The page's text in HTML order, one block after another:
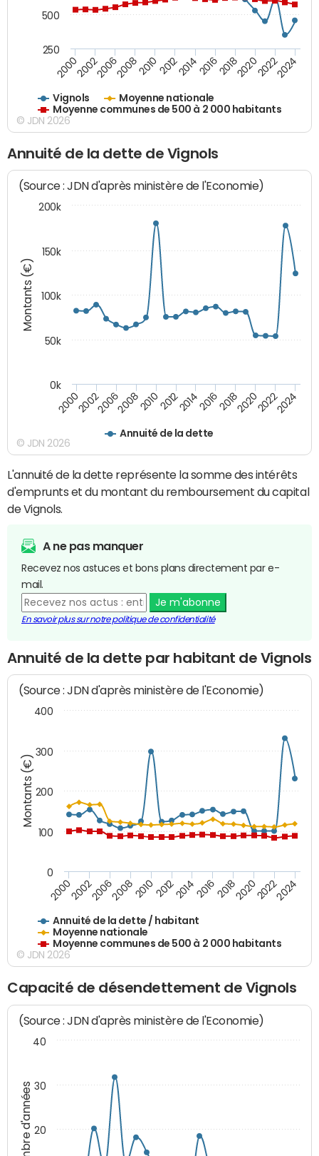
Vignols
Moyenne nationale
Moyenne communes de 500 à 2 000 habitants
200020022006200820102012201420162018202020222024
250
500
© JDN 2026
Annuité de la dette de Vignols
Montants (€)
(Source : JDN d'après ministère de l'Economie)
Annuité de la dette
200020022006200820102012201420162018202020222024
50k
100k
150k
200k
0k
© JDN 2026
L'annuité de la dette représente la somme des intérêts
d'emprunts et du montant du remboursement du capital
de Vignols.
A ne pas manquer
Recevez nos astuces et bons plans directement par e-
mail.
Je m'abonne
En savoir plus sur notre politique de confidentialité
Annuité de la dette par habitant de Vignols
Montants (€)
(Source : JDN d'après ministère de l'Economie)
Annuité de la dette / habitant
Moyenne nationale
Moyenne communes de 500 à 2 000 habitants
200020022006200820102012201420162018202020222024
0
100
200
300
400
© JDN 2026
Capacité de désendettement de Vignols
Nombre d'années
(Source : JDN d'après ministère de l'Economie)
20
30
40